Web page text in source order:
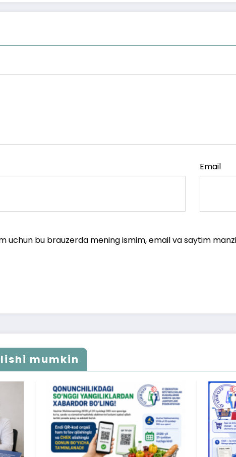
Email
uchun bu brauzerda mening ismim, email va saytim
mumkin